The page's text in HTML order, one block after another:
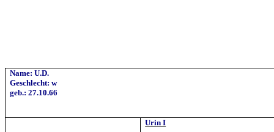
Name: U.D.
Geschlecht: w
geb.: 27.10.66
Urin I